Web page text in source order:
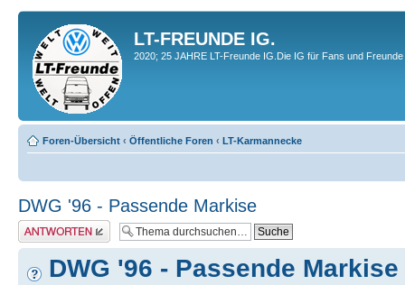
LT-FREUNDE IG.
2020; 25 JAHRE LT-Freunde IG.Die IG für Fans und
Foren-Übersicht ‹ Öffentliche Foren ‹ LT-Karmannecke
DWG '96 - Passende Markise
Antwort erstellen
DWG '96 - Passende Markise